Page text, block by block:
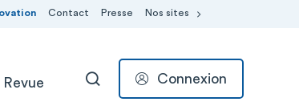
Contact Presse Nos sites
Revue RECHERCHER
Connexion